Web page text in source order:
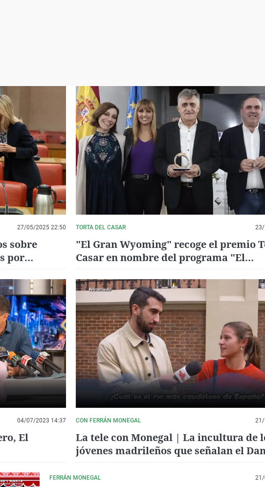
27/05/2025 22:50
sobre
por
TORTA DEL CASAR 23/
"El Gran Wyoming" recoge el premio
Casar en nombre del programa "El
04/07/2023 14:37
El
CON FERRÁN MONEGAL
La tele con Monegal | La incultura de
jóvenes madrileños que señalan el
FERRÁN MONEGAL